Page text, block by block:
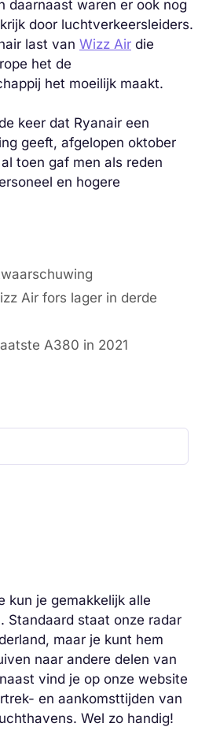
daarnaast waren er ook nog
door luchtverkeersleiders.
last van Wizz Air die
het de
het moeilijk maakt.
keer dat Ryanair een
geeft, afgelopen oktober
toen gaf men als reden
en hogere
Air fors lager in derde
A380 in 2021
kun je gemakkelijk alle
Standaard staat onze radar
maar je kunt hem
naar andere delen van
vind je op onze website
en aankomsttijden van
Wel zo handig!